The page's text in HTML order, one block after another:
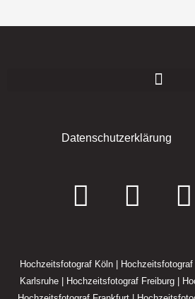
Datenschutzerklärung
F
c
e
I
s
t
E
Hochzeitsfotograf Köln
Karlsruhe| Hochzeitsfotograf Freiburg|